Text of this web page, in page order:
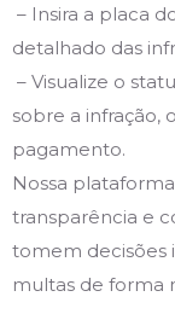
– Insira a placa
detalhado das
– Visualize o
sobre a infração,
pagamento.
Nossa
transparência e
tomem decisões
multas de forma